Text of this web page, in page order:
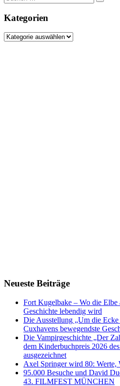
nach:
Kategorien
Kategorien
Neueste Beiträge
Fort Kugelbake – Wo die
Geschichte lebendig wird
Die Ausstellung „Um die
Cuxhavens bewegendste
Die Vampirgeschichte „Der
dem Kinderbuchpreis 2026
ausgezeichnet
Axel Springer wird 80:
95.000 Besuche und David
43. FILMFEST MÜNCHEN